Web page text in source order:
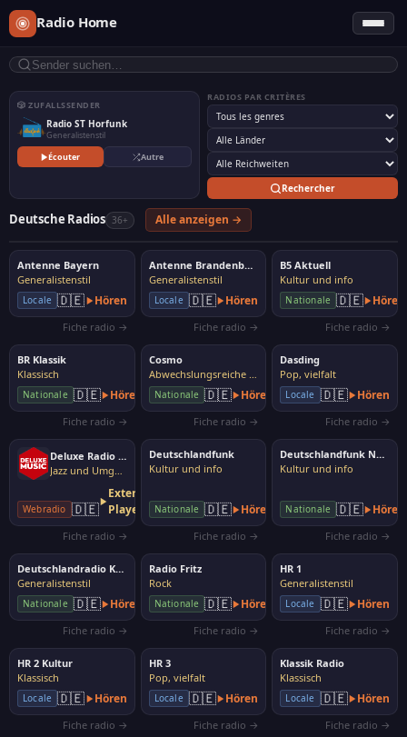
Radio Home
🎲 ZUFALLSSENDER
Radio ST Horfunk
Generalistenstil
Écouter
Autre
RADIOS PAR CRITÈRES
Rechercher
Deutsche Radios 36+ Alle anzeigen →
Antenne Bayern
Generalistenstil
Locale 🇩🇪 Hören
Fiche radio →
Antenne Brandenburg
Generalistenstil
Locale 🇩🇪 Hören
Fiche radio →
B5 Aktuell
Kultur und info
Nationale 🇩🇪 Hören
Fiche radio →
BR Klassik
Klassisch
Nationale 🇩🇪 Hören
Fiche radio →
Cosmo
Abwechslungsreiche Musik
Nationale 🇩🇪 Hören
Fiche radio →
Dasding
Pop, vielfalt
Locale 🇩🇪 Hören
Fiche radio →
Deluxe Radio Easy
Jazz und Umgebung
Webradio 🇩🇪
Externer
Player
Fiche radio →
Deutschlandfunk
Kultur und info
Nationale 🇩🇪 Hören
Fiche radio →
Deutschlandfunk Nova
Kultur und info
Nationale 🇩🇪 Hören
Fiche radio →
Deutschlandradio Kultur
Generalistenstil
Nationale 🇩🇪 Hören
Fiche radio →
Radio Fritz
Rock
Nationale 🇩🇪 Hören
Fiche radio →
HR 1
Generalistenstil
Locale 🇩🇪 Hören
Fiche radio →
HR 2 Kultur
Klassisch
Locale 🇩🇪 Hören
Fiche radio →
HR 3
Pop, vielfalt
Locale 🇩🇪 Hören
Fiche radio →
Klassik Radio
Klassisch
Locale 🇩🇪 Hören
Fiche radio →